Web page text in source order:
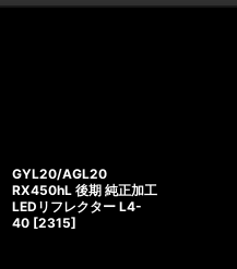
GYL20/AGL20
RX450hL 後期 純正加工
LEDリフレクター L4-
40 [2315]